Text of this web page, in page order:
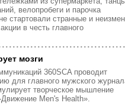
велопробеги и парочка
стартовали странные и
в честь главного
мозги
360SCA проводит
для главного мужского
творческое мышление
Движение Men's Health».